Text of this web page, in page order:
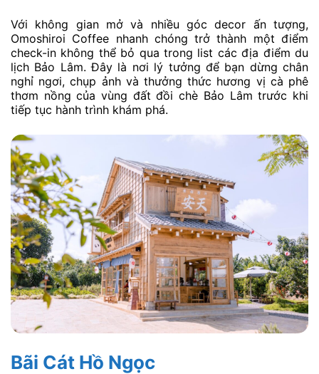
Với không gian mở và nhiều góc decor ấn tượng,
Omoshiroi Coffee nhanh chóng trở thành một điểm
check-in không thể bỏ qua trong list các địa điểm du
lịch Bảo Lâm. Đây là nơi lý tưởng để bạn dừng chân
nghỉ ngơi, chụp ảnh và thưởng thức hương vị cà phê
thơm nồng của vùng đất đồi chè Bảo Lâm trước khi
tiếp tục hành trình khám phá.
Bãi Cát Hồ Ngọc